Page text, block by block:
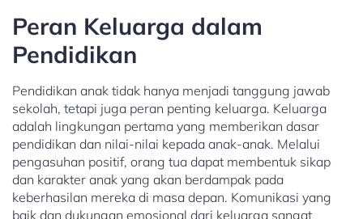
Peran Keluarga dalam
Pendidikan
Pendidikan anak tidak hanya menjadi tanggung jawab
sekolah, tetapi juga peran penting keluarga. Keluarga
adalah lingkungan pertama yang memberikan dasar
pendidikan dan nilai-nilai kepada anak-anak. Melalui
pengasuhan positif, orang tua dapat membentuk sikap
dan karakter anak yang akan berdampak pada
keberhasilan mereka di masa depan. Komunikasi yang
baik dan dukungan emosional dari keluarga sangat